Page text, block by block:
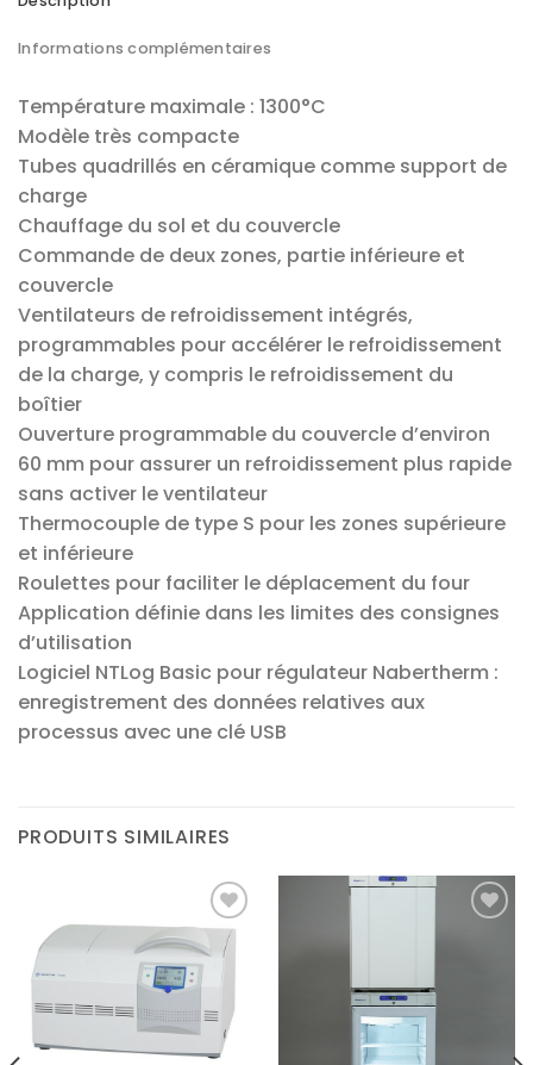
Informations complémentaires
Température maximale : 1300°C
Modèle très compacte
Tubes quadrillés en céramique comme support de
charge
Chauffage du sol et du couvercle
Commande de deux zones, partie inférieure et
couvercle
Ventilateurs de refroidissement intégrés,
programmables pour accélérer le refroidissement
de la charge, y compris le refroidissement du
boîtier
Ouverture programmable du couvercle d’environ
60 mm pour assurer un refroidissement plus rapide
sans activer le ventilateur
Thermocouple de type S pour les zones supérieure
et inférieure
Roulettes pour faciliter le déplacement du four
Application définie dans les limites des consignes
d’utilisation
Logiciel NTLog Basic pour régulateur Nabertherm :
enregistrement des données relatives aux
processus avec une clé USB
PRODUITS SIMILAIRES
Ajouter
à la liste
d’envies